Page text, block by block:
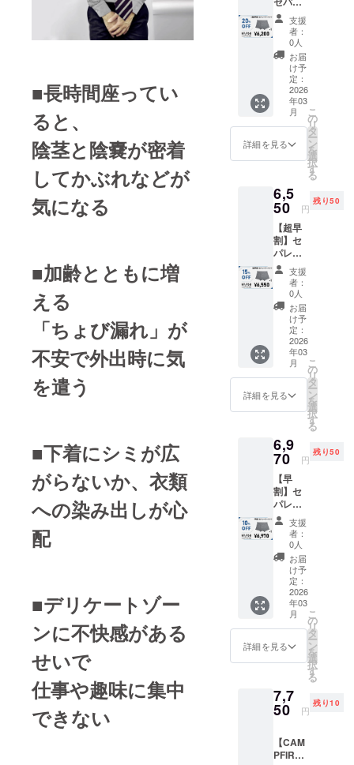
■長時間座ってい
ると、
陰茎と陰嚢が密着
してかぶれなどが
気になる
■加齢とともに増
える
「ちょび漏れ」が
不安で外出時に気
を遣う
■下着にシミが広
がらないか、衣類
への染み出しが心
配
■デリケートゾー
ンに不快感がある
せいで
仕事や趣味に集中
できない
を守る「知
的財産権訴
訟費用保険
社：あいお
いニッセイ
同和損
保）」を会
員様向けに
レー
ターパ
ンツ×1
着 ■超
超早割
セパ
レー
ターパ
ンツ1着
[CAMP
FIRE価
格7,750
円(税込)
20%OF
F] ■リ
ターン
内容 セ
パレー
ターパ
ンツ×1
着 ※実
際にお
届けす
る商品
及び
パッ
ケージ
等 のデ
ザイン
は異な
で、 あ
らかじ
承くだ
さい。
支援
者：
0人
お届
け予
定：
2026
年03
月
詳細を見る
こ
の
リ
タ
ー
ン
を
選
択
す
る
6,5
50 円
残り50
【超早
割】セ
パレー
ターパ
ンツ×1
早割 セ
パレー
ターパ
ンツ1着
[CAMP
FIRE価
格7,750
円(税込)
の
ターン
内容 セ
パレー
ターパ
ンツ×1
着 ※実
際にお
届けす
る商品
及び
パッ
ケージ
等 のデ
ザイン
は異な
る場合
があり
めご了
承くだ
支援
者：
0人
お届
け予
定：
2026
年03
月
詳細を見る
こ
の
リ
タ
ー
ン
を
選
択
す
る
6,9
70 円
残り50
【早
割】セ
パレー
ターパ
ンツ×1
割 セパ
レー
ターパ
ンツ1着
[CAMP
FIRE価
格7,750
円(税込)
の
ターン
内容 セ
パレー
ンツ×1
着 ※実
支援
者：
0人
お届
け予
定：
2026
年03
月
詳細を見る
こ
の
リ
タ
ー
ン
を
選
択
す
る
7,7
50 円
残り10
【CAM
PFIRE